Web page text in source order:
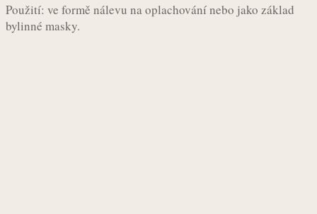
Použití: ve formě nálevu na oplachování nebo jako základ
bylinné masky.